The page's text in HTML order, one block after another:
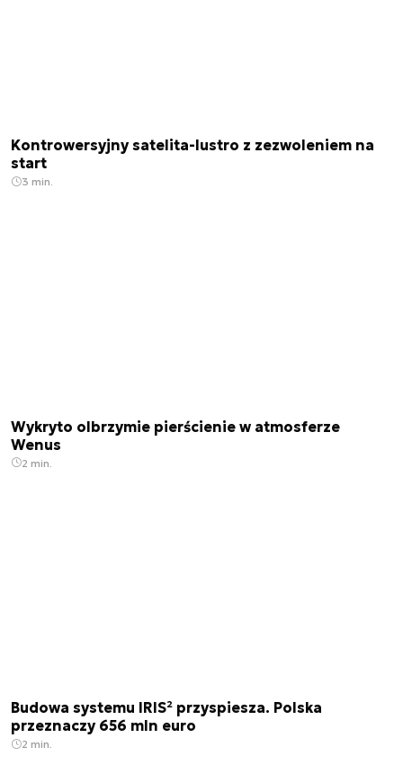
Kontrowersyjny satelita-lustro z zezwoleniem na
start
3 min.
Wykryto olbrzymie pierścienie w atmosferze
Wenus
2 min.
Budowa systemu IRIS² przyspiesza. Polska
przeznaczy 656 mln euro
2 min.